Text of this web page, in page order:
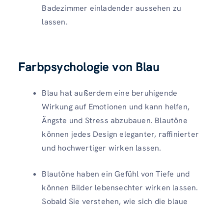
Badezimmer einladender aussehen zu
lassen.
Farbpsychologie von Blau
Blau hat außerdem eine beruhigende
Wirkung auf Emotionen und kann helfen,
Ängste und Stress abzubauen. Blautöne
können jedes Design eleganter, raffinierter
und hochwertiger wirken lassen.
Blautöne haben ein Gefühl von Tiefe und
können Bilder lebensechter wirken lassen.
Sobald Sie verstehen, wie sich die blaue